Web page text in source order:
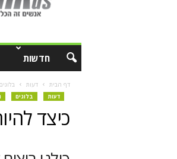
חדשות
דף הבית דעות בלוגים
דעות בלוגים
כיצד